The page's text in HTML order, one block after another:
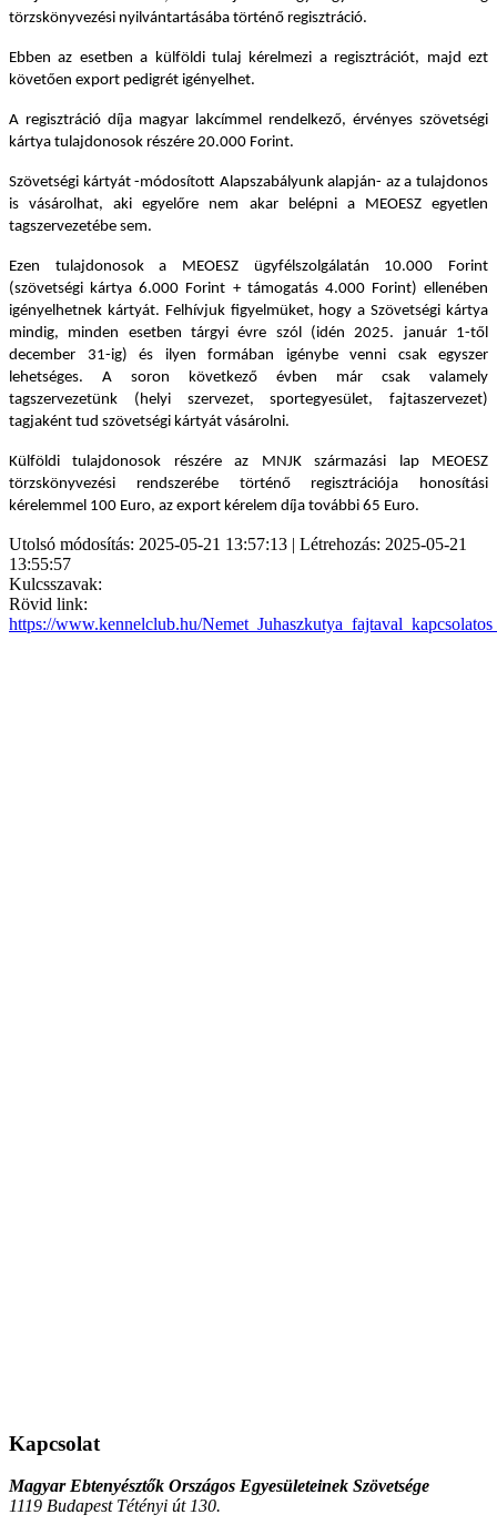
törzskönyvezési nyilvántartásába történő regisztráció.
Ebben az esetben a külföldi tulaj kérelmezi a regisztrációt, majd ezt
követően export pedigrét igényelhet.
A regisztráció díja magyar lakcímmel rendelkező, érvényes szövetségi
kártya tulajdonosok részére 20.000 Forint.
Szövetségi kártyát -módosított Alapszabályunk alapján- az a tulajdonos
is vásárolhat, aki egyelőre nem akar belépni a MEOESZ egyetlen
tagszervezetébe sem.
Ezen tulajdonosok a MEOESZ ügyfélszolgálatán 10.000 Forint
(szövetségi kártya 6.000 Forint + támogatás 4.000 Forint) ellenében
igényelhetnek kártyát. Felhívjuk figyelmüket, hogy a Szövetségi kártya
mindig, minden esetben tárgyi évre szól (idén 2025. január 1-től
december 31-ig) és ilyen formában igénybe venni csak egyszer
lehetséges. A soron következő évben már csak valamely
tagszervezetünk (helyi szervezet, sportegyesület, fajtaszervezet)
tagjaként tud szövetségi kártyát vásárolni.
Külföldi tulajdonosok részére az MNJK származási lap MEOESZ
törzskönyvezési rendszerébe történő regisztrációja honosítási
kérelemmel 100 Euro, az export kérelem díja további 65 Euro.
Utolsó módosítás: 2025-05-21 13:57:13 | Létrehozás: 2025-05-21
13:55:57
Kulcsszavak:
Rövid link:
https://www.kennelclub.hu/
Kapcsolat
Magyar Ebtenyésztők Országos Egyesületeinek Szövetsége
1119 Budapest Tétényi út 130.